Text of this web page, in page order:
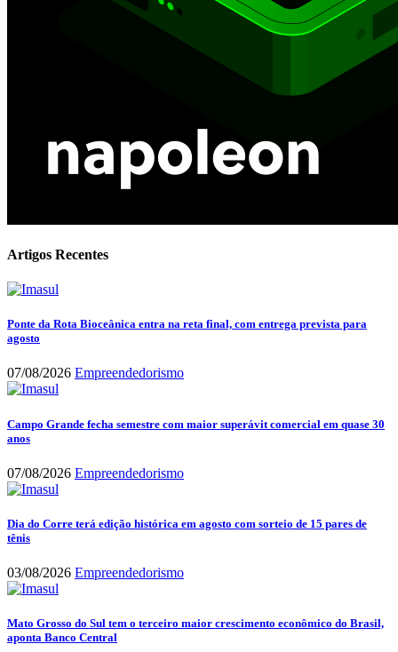
Artigos Recentes
Ponte da Rota Bioceânica entra na reta final, com entrega prevista para
agosto
07/08/2026 Empreendedorismo
Campo Grande fecha semestre com maior superávit comercial em quase 30
anos
07/08/2026 Empreendedorismo
Dia do Corre terá edição histórica em agosto com sorteio de 15 pares de
tênis
03/08/2026 Empreendedorismo
Mato Grosso do Sul tem o terceiro maior crescimento econômico do Brasil,
aponta Banco Central